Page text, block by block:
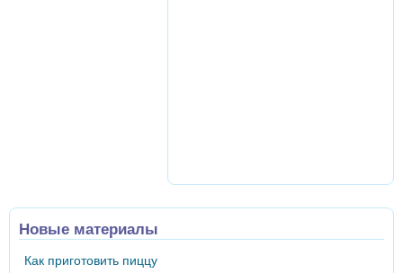
Новые материалы
Как приготовить пиццу